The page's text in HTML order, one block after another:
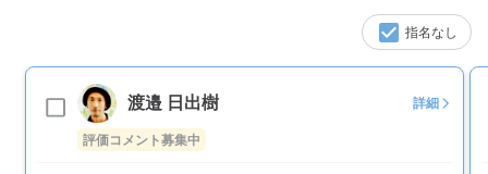
指名なし
渡邉 日出樹 詳細
評価コメント募集中